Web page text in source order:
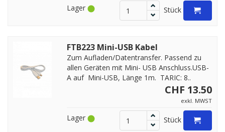
Lager Stück
FTB223 Mini-USB Kabel
Zum Aufladen/Datentransfer. Passend zu
allen Geräten mit Mini- USB Anschluss.USB-
A auf Mini-USB, Länge 1m. TARIC: 8..
CHF 13.50
exkl. MWST
Lager Stück